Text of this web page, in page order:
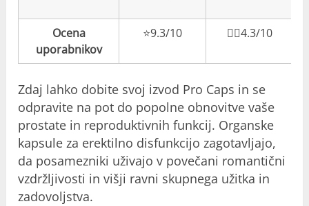
Ocena
uporabnikov
⭐️9.3/10 👎🏼4.3/10
Zdaj lahko dobite svoj izvod Pro Caps in se
odpravite na pot do popolne obnovitve vaše
prostate in reproduktivnih funkcij. Organske
kapsule za erektilno disfunkcijo zagotavljajo,
da posamezniki uživajo v povečani romantični
vzdržljivosti in višji ravni skupnega užitka in
zadovoljstva.